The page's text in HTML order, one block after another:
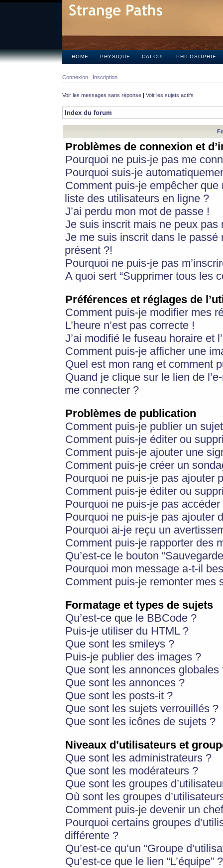
HOME PHYSIQUE CALCUL PHILOSOPHIE
Connexion Inscription
Voir les messages sans réponse | Voir les sujets actifs
Index du forum
Problèmes de connexion et
Pourquoi ne puis-je pas me
Pourquoi suis-je
Comment puis-je empêcher
liste des utilisateurs en ligne ?
J’ai perdu mon mot de passe !
Je suis inscrit mais ne peux pas
Je me suis inscrit dans le
présent ?!
Pourquoi ne puis-je pas
A quoi sert “Supprimer tous les
Préférences et réglages de
Comment puis-je modifier mes
L’heure n’est pas correcte !
J’ai modifié le fuseau horaire et
Comment puis-je afficher une
Quel est mon rang et comment
Quand je clique sur le lien de
me connecter ?
Problèmes de publication
Comment puis-je publier un
Comment puis-je éditer ou
Comment puis-je ajouter une
Comment puis-je créer un
Pourquoi ne puis-je pas ajouter
Comment puis-je éditer ou
Pourquoi ne puis-je pas
Pourquoi ne puis-je pas ajouter
Pourquoi ai-je reçu un
Comment puis-je rapporter des
Qu’est-ce le bouton
Pourquoi mon message a-t-il
Comment puis-je remonter mes
Formatage et types de sujets
Qu’est-ce que le BBCode ?
Puis-je utiliser du HTML ?
Que sont les smileys ?
Puis-je publier des images ?
Que sont les annonces globales
Que sont les annonces ?
Que sont les posts-it ?
Que sont les sujets verrouillés ?
Que sont les icônes de sujets ?
Niveaux d’utilisateurs et
Que sont les administrateurs ?
Que sont les modérateurs ?
Que sont les groupes
Où sont les groupes
Comment puis-je devenir un
Pourquoi certains groupes
différente ?
Qu’est-ce qu’un “Groupe
Qu’est-ce que le lien “L’équipe” ?